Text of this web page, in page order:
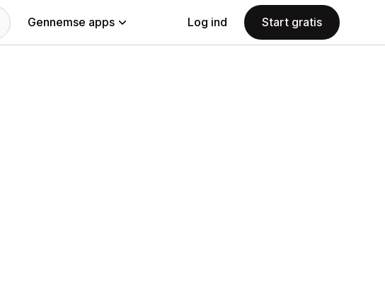
Gennemse apps Log ind Start gratis